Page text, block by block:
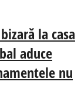
la casa
aduce
nu